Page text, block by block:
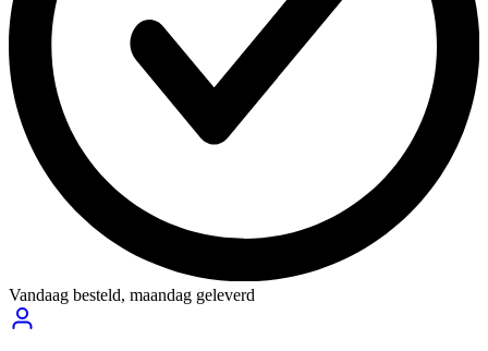
Vandaag besteld, maandag geleverd